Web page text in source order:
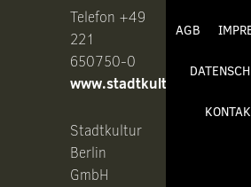
Telefon +49
221
650750-0
www.stadtkultur.de
Stadtkultur
Berlin
GmbH
AGB